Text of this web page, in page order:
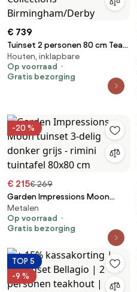
€ 739
Tuinset 2 personen 80 cm Teak
Taupe Garden Collections
Birmingham/Derby
Houten, inklapbare
Op voorraad
Gratis bezorging
-20 %
€ 215€ 269
Garden Impressions Moon
tuinset 3-delig donker grijs -
rimini tuintafel 80x80 cm
Metalen
Op voorraad
Gratis bezorging
TOP 5
-9 %